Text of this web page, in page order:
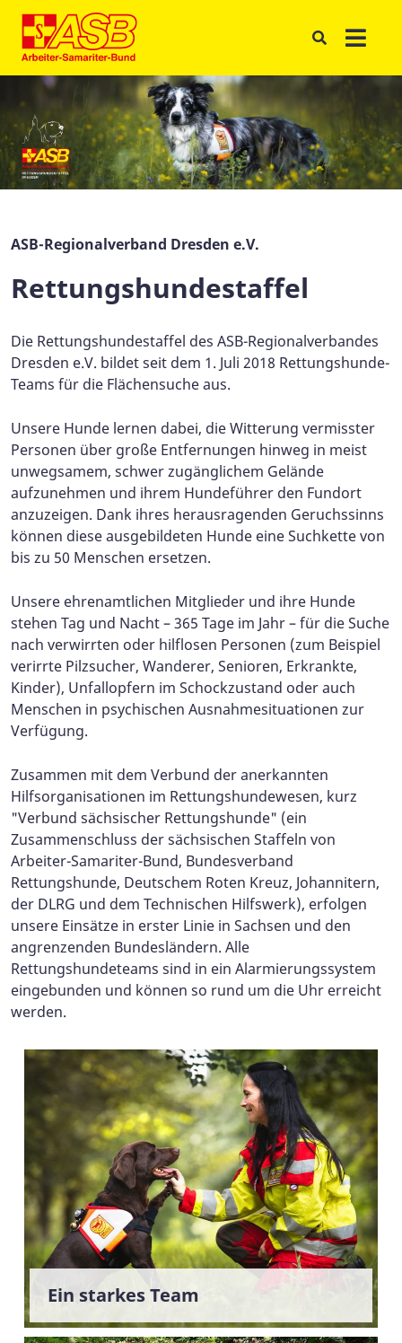
ASB-Regionalverband Dresden e.V.
Rettungshundestaffel
Die Rettungshundestaffel des ASB-Regionalverbandes
Dresden e.V. bildet seit dem 1. Juli 2018 Rettungshunde-
Teams für die Flächensuche aus.
Unsere Hunde lernen dabei, die Witterung vermisster
Personen über große Entfernungen hinweg in meist
unwegsamem, schwer zugänglichem Gelände
aufzunehmen und ihrem Hundeführer den Fundort
anzuzeigen. Dank ihres herausragenden Geruchssinns
können diese ausgebildeten Hunde eine Suchkette von
bis zu 50 Menschen ersetzen.
Unsere ehrenamtlichen Mitglieder und ihre Hunde
stehen Tag und Nacht – 365 Tage im Jahr – für die Suche
nach verwirrten oder hilflosen Personen (zum Beispiel
verirrte Pilzsucher, Wanderer, Senioren, Erkrankte,
Kinder), Unfallopfern im Schockzustand oder auch
Menschen in psychischen Ausnahmesituationen zur
Verfügung.
Zusammen mit dem Verbund der anerkannten
Hilfsorganisationen im Rettungshundewesen, kurz
"Verbund sächsischer Rettungshunde" (ein
Zusammenschluss der sächsischen Staffeln von
Arbeiter-Samariter-Bund, Bundesverband
Rettungshunde, Deutschem Roten Kreuz, Johannitern,
der DLRG und dem Technischen Hilfswerk), erfolgen
unsere Einsätze in erster Linie in Sachsen und den
angrenzenden Bundesländern. Alle
Rettungshundeteams sind in ein Alarmierungssystem
eingebunden und können so rund um die Uhr erreicht
werden.
Ein starkes Team